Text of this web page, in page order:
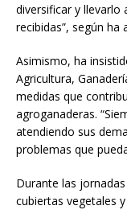
diversificar y llevarlo
recibidas”, según ha
Asimismo, ha
Agricultura,
medidas que
agroganaderas.
atendiendo sus
problemas que
Durante las
cubiertas vegetales